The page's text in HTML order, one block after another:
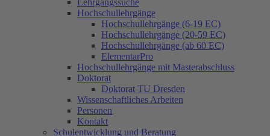
Lehrgangssuche
Hochschullehrgänge
Hochschullehrgänge (6-19 EC)
Hochschullehrgänge (20-59 EC)
Hochschullehrgänge (ab 60 EC)
ElementarPro
Hochschullehrgänge mit Masterabschluss
Doktorat
Doktorat TU Dresden
Wissenschaftliches Arbeiten
Personen
Kontakt
Schulentwicklung und Beratung